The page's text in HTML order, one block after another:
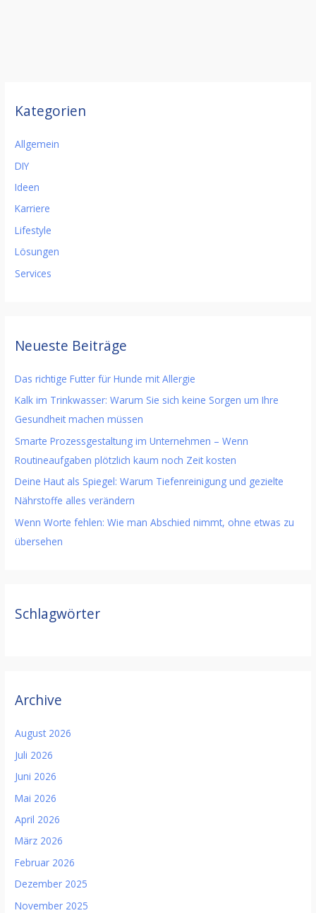
Kategorien
Allgemein
DIY
Ideen
Karriere
Lifestyle
Lösungen
Services
Neueste Beiträge
Das richtige Futter für Hunde mit Allergie
Kalk im Trinkwasser: Warum Sie sich keine Sorgen um Ihre
Gesundheit machen müssen
Smarte Prozessgestaltung im Unternehmen – Wenn
Routineaufgaben plötzlich kaum noch Zeit kosten
Deine Haut als Spiegel: Warum Tiefenreinigung und gezielte
Nährstoffe alles verändern
Wenn Worte fehlen: Wie man Abschied nimmt, ohne etwas zu
übersehen
Schlagwörter
Archive
August 2026
Juli 2026
Juni 2026
Mai 2026
April 2026
März 2026
Februar 2026
Dezember 2025
November 2025